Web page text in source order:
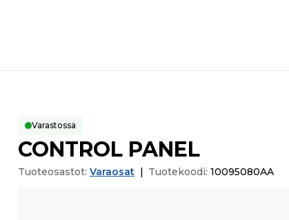
Varastossa
CONTROL PANEL
Tuoteosastot: Varaosat | Tuotekoodi: 10095080AA